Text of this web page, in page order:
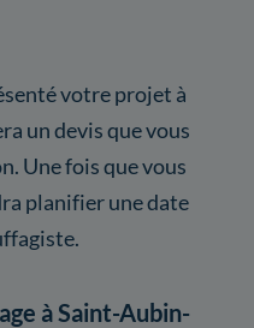
votre projet à
un devis que vous
Une fois que vous
planifier une date
à Saint-Aubin-